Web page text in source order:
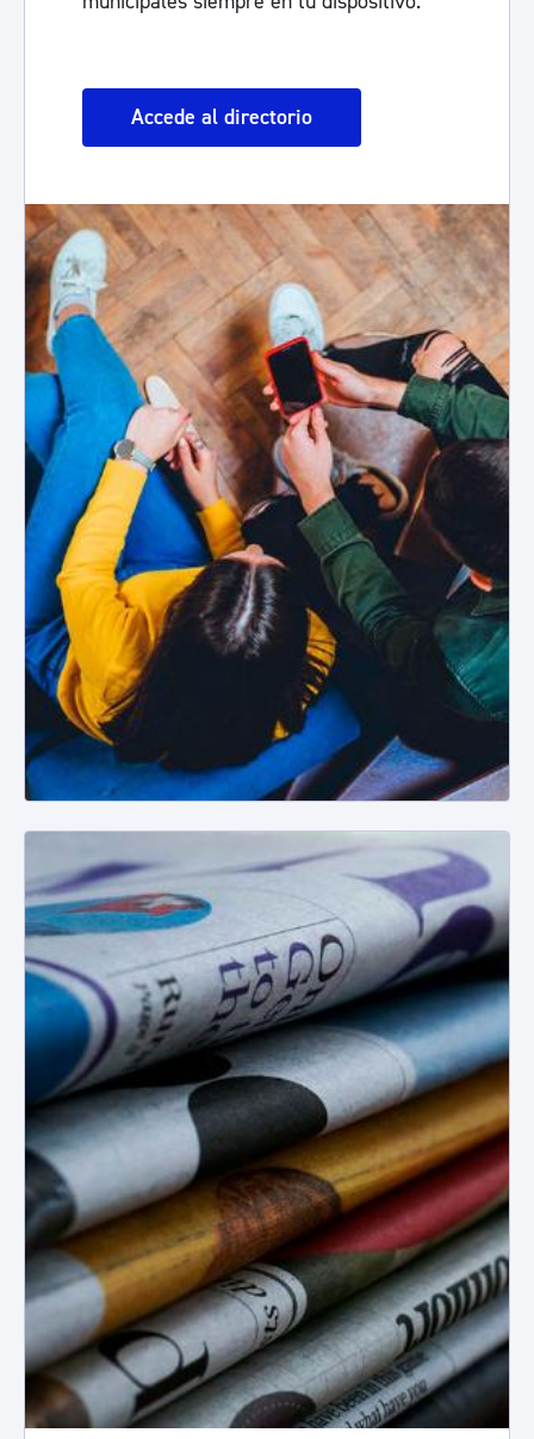
Accede al directorio